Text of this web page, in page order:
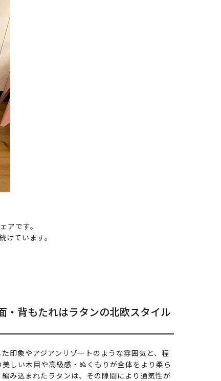
アです。
ています。
・背もたれはラタンの北欧スタイル
印象やアジアンリゾートのような雰囲気と、程
しい木目や高級感・ぬくもりが全体をより柔ら
み込まれたラタンは、その隙間により通気性が